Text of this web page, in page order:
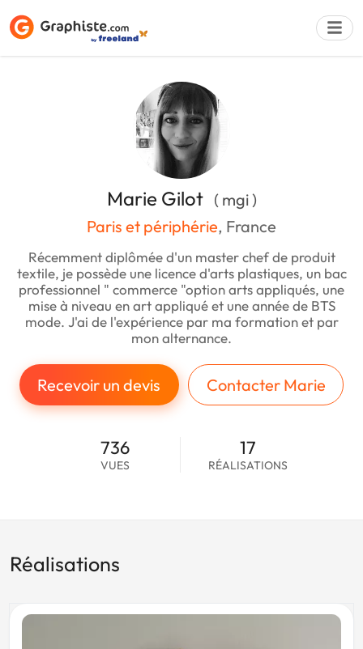
Marie Gilot ( mgi )
Paris et périphérie, France
Récemment diplômée d'un master chef de produit
textile, je possède une licence d'arts plastiques, un bac
professionnel " commerce "option arts appliqués, une
mise à niveau en art appliqué et une année de BTS
mode. J'ai de l'expérience par ma formation et par
mon alternance.
Recevoir un devis Contacter Marie
736
VUES
17
RÉALISATIONS
Réalisations